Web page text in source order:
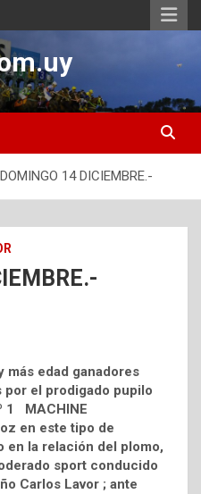
DOMINGO 14 DICIEMBRE.-
más edad ganadores
por el prodigado pupilo
1 MACHINE
en este tipo de
en la relación del plomo,
sport conducido
Carlos Lavor ; ante